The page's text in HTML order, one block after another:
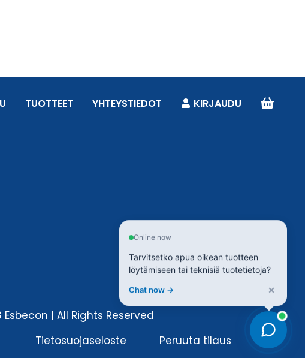
TUOTTEET YHTEYSTIEDOT KIRJAUDU
| All Rights Reserved
Tietosuojaseloste Peruuta tilaus
Online now
Tarvitsetko apua oikean tuotteen
löytämiseen tai teknisiä tuotetietoja?
Chat now → ×